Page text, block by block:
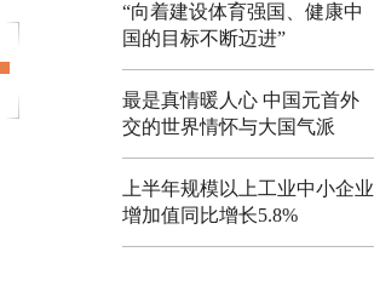
“向着建设体育强国、健康中
国的目标不断迈进”
最是真情暖人心 中国元首外
交的世界情怀与大国气派
上半年规模以上工业中小企业
增加值同比增长5.8%